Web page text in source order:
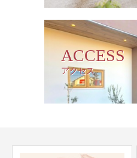
ACCESS
アクセス